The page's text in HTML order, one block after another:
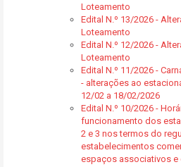
Loteamento
Edital N.º 13/2026 -
Loteamento
Edital N.º 12/2026 -
Loteamento
Edital N.º 11/2026 -
- alterações ao
12/02 a 18/02/2026
Edital N.º 10/2026 -
funcionamento dos
2 e 3 nos termos do
estabelecimentos
espaços associativos e